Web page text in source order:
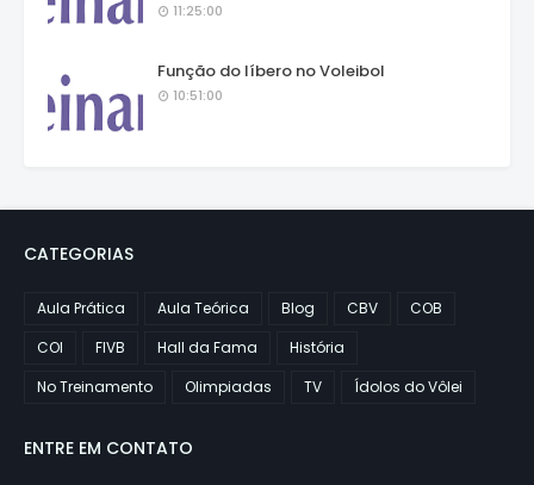
11:25:00
Função do líbero no Voleibol
10:51:00
CATEGORIAS
Aula Prática Aula Teórica Blog CBV
COB
COI
FIVB Hall da Fama
História
No Treinamento
Olimpiadas TV Ídolos do Vôlei
ENTRE EM CONTATO